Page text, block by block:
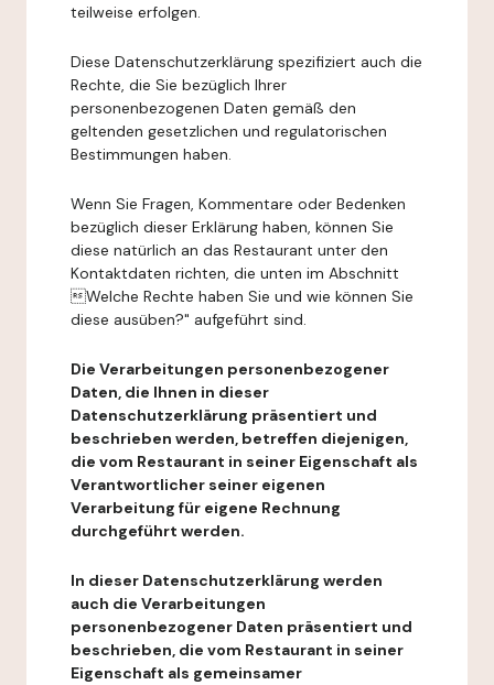
teilweise erfolgen.
Diese Datenschutzerklärung spezifiziert auch die
Rechte, die Sie bezüglich Ihrer
personenbezogenen Daten gemäß den
geltenden gesetzlichen und regulatorischen
Bestimmungen haben.
Wenn Sie Fragen, Kommentare oder Bedenken
bezüglich dieser Erklärung haben, können Sie
diese natürlich an das Restaurant unter den
Kontaktdaten richten, die unten im Abschnitt
Welche Rechte haben Sie und wie können Sie
diese ausüben?" aufgeführt sind.
Die Verarbeitungen personenbezogener
Daten, die Ihnen in dieser
Datenschutzerklärung präsentiert und
beschrieben werden, betreffen diejenigen,
die vom Restaurant in seiner Eigenschaft als
Verantwortlicher seiner eigenen
Verarbeitung für eigene Rechnung
durchgeführt werden.
In dieser Datenschutzerklärung werden
auch die Verarbeitungen
personenbezogener Daten präsentiert und
beschrieben, die vom Restaurant in seiner
Eigenschaft als gemeinsamer